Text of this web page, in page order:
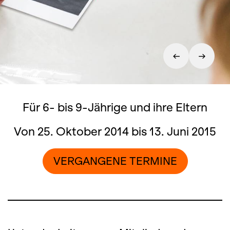
Für 6- bis 9-Jährige und ihre Eltern
Von 25. Oktober 2014 bis 13. Juni 2015
VERGANGENE TERMINE